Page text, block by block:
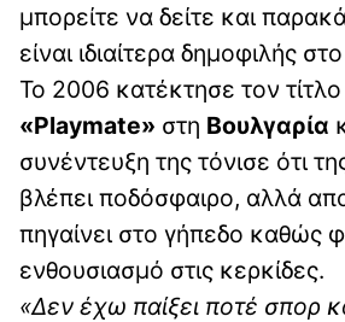
μπορείτε να δείτε και
είναι ιδιαίτερα δημοφιλής στο
Το 2006 κατέκτησε τον τίτλο
«Playmate» στη Βουλγαρία
συνέντευξη της τόνισε ότι
βλέπει ποδόσφαιρο, αλλά
πηγαίνει στο γήπεδο καθώς
ενθουσιασμό στις κερκίδες.
«Δεν έχω παίξει ποτέ σπορ